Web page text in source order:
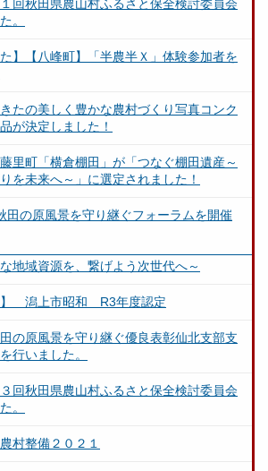
回秋田県農山村ふるさと保全検討委員会
。
た】【八峰町】「半農半Ｘ」体験参加者を
たの美しく豊かな農村づくり写真コンク
が決定しました！
里町「横倉棚田」が「つなぐ棚田遺産～
を未来へ～」に選定されました！
の原風景を守り継ぐフォーラムを開催
地域資源を、繋げよう次世代へ～
】 潟上市昭和 R3年度認定
の原風景を守り継ぐ優良表彰仙北支部支
行いました。
回秋田県農山村ふるさと保全検討委員会
。
村整備２０２１